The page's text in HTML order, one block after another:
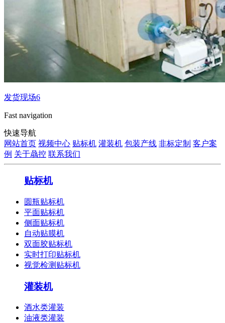
发货现场6
Fast navigation
快速导航
网站首页 视频中心 贴标机 灌装机 包装产线 非标定制 客户案
例 关于骉控 联系我们
贴标机
圆瓶贴标机
平面贴标机
侧面贴标机
自动贴膜机
双面胶贴标机
实时打印贴标机
视觉检测贴标机
灌装机
酒水类灌装
油液类灌装